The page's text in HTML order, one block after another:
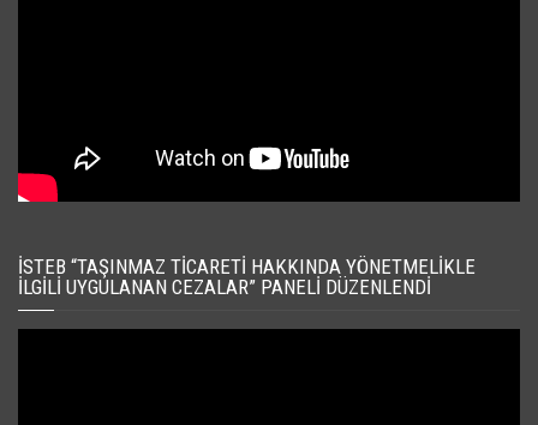
İSTEB “TAŞINMAZ TICARETI HAKKINDA YÖNETMELIKLE
İLGILI UYGULANAN CEZALAR” PANELI DÜZENLENDI